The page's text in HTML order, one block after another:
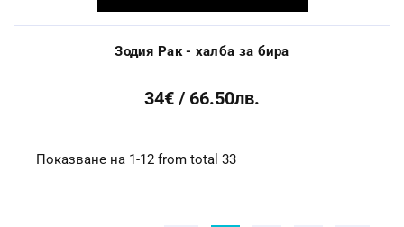
Зодия Рак - халба за бира
34€ / 66.50лв.
Показване на 1-12 from total 33